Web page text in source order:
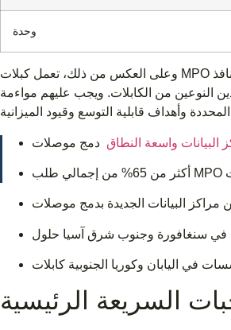
وحدة
وعلى العكس من ذلك، تعمل كبلات MPO الجانبية على تحويل منافذ MPO عالية الكثافة إلى أنواع موصلات فردية مثل LC أو SC.
النوعين من الكابلات. ويجب عليهم مواءمة
السريعة الرئيسية